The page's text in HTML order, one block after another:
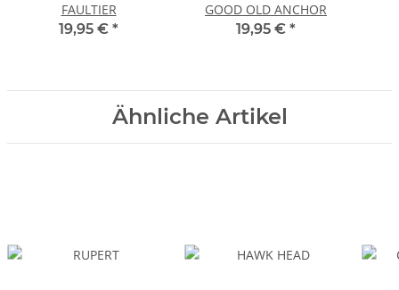
FAULTIER
19,95 € *
GOOD OLD ANCHOR
19,95 € *
Ähnliche Artikel